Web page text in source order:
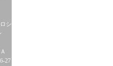
シ
Ａ
27